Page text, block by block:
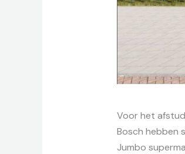
Voor het
Bosch hebben
Jumbo